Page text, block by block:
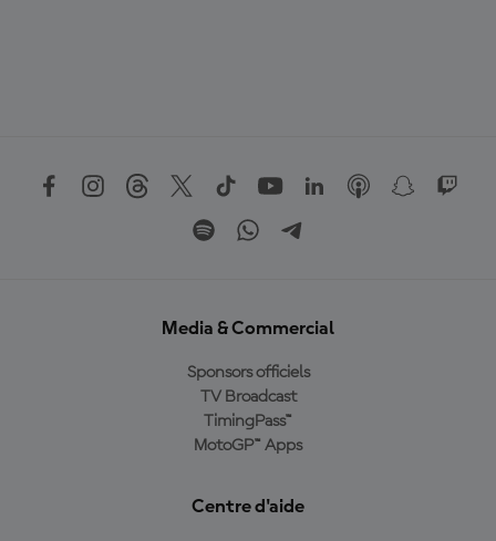
Media & Commercial
Sponsors officiels
TV Broadcast
TimingPass™
MotoGP™ Apps
Centre d'aide